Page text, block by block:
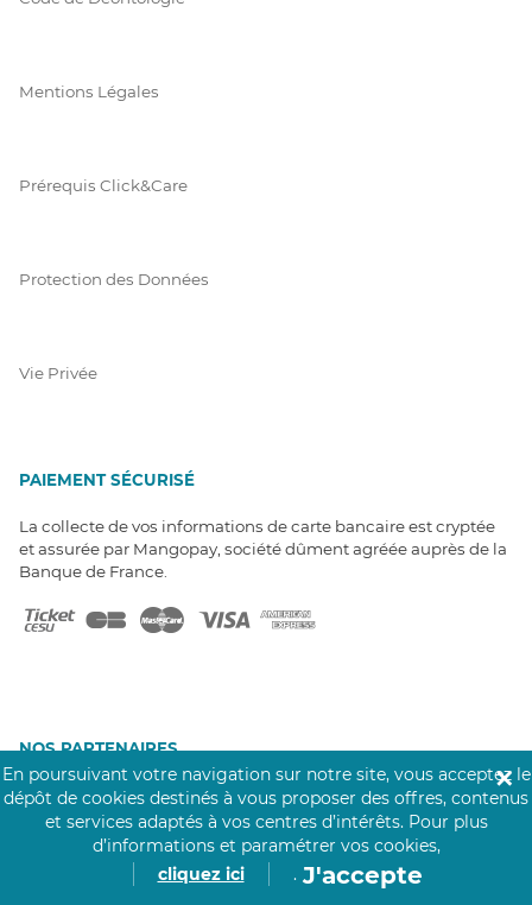
Mentions Légales
Prérequis Click&Care
Protection des Données
Vie Privée
PAIEMENT SÉCURISÉ
La collecte de vos informations de carte bancaire est cryptée
et assurée par Mangopay, société dûment agréée auprès de la
Banque de France.
NOS PARTENAIRES
Click&Care est soutenu par les Groupes
Caisse des Dépôts et MAIF.
En poursuivant votre navigation sur notre site, vous acceptez le
dépôt de cookies destinés à vous proposer des offres, contenus
et services adaptés à vos centres d’intérêts. Pour plus
d’informations et paramétrer vos cookies,
cliquez ici
. J'accepte
✕